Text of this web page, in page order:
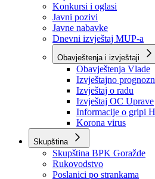
Sve vijesti
Izdvojeno
Najave
Konkursi i oglasi
Javni pozivi
Javne nabavke
Dnevni izvještaj MUP-a
Obavještenja i izvještaji
Obavještenja Vlade
Izvještajno
Izvještaj o radu
Izvještaj OC Uprave
Informacije o gripi
Korona virus
Skupština